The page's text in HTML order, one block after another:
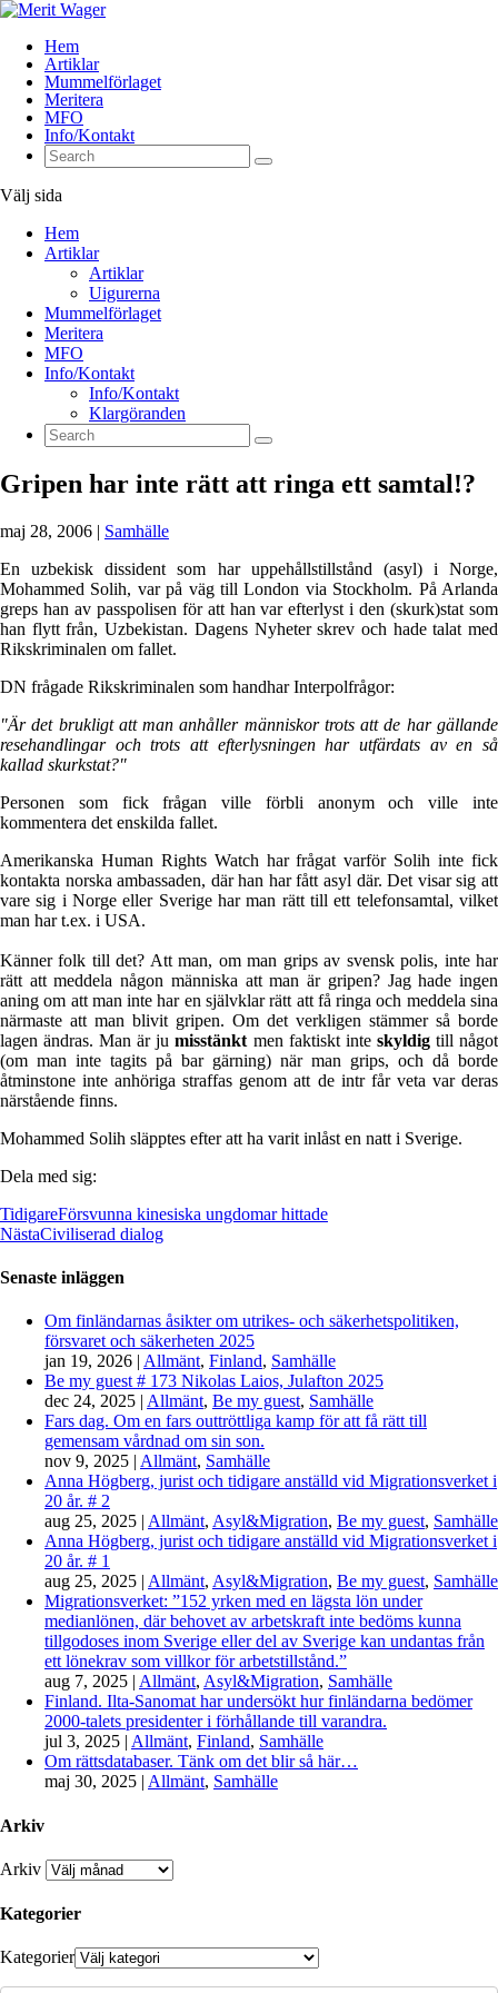
Hem
Artiklar
Mummelförlaget
Meritera
MFO
Info/Kontakt
Välj sida
Hem
Artiklar
Artiklar
Uigurerna
Mummelförlaget
Meritera
MFO
Info/Kontakt
Info/Kontakt
Klargöranden
Gripen har inte rätt att ringa ett samtal!?
maj 28, 2006 | Samhälle
En uzbekisk dissident som har uppehållstillstånd (asyl) i Norge,
Mohammed Solih, var på väg till London via Stockholm. På Arlanda
greps han av passpolisen för att han var efterlyst i den (skurk)stat som
han flytt från, Uzbekistan. Dagens Nyheter skrev och hade talat med
Rikskriminalen om fallet.
DN frågade Rikskriminalen som handhar Interpolfrågor:
"Är det brukligt att man anhåller människor trots att de har gällande
resehandlingar och trots att efterlysningen har utfärdats av en så
kallad skurkstat?"
Personen som fick frågan ville förbli anonym och ville inte
kommentera det enskilda fallet.
Amerikanska Human Rights Watch har frågat varför Solih inte fick
kontakta norska ambassaden, där han har fått asyl där. Det visar sig att
vare sig i Norge eller Sverige har man rätt till ett telefonsamtal, vilket
man har t.ex. i USA.
Känner folk till det? Att man, om man grips av svensk polis, inte har
rätt att meddela någon människa att man är gripen? Jag hade ingen
aning om att man inte har en självklar rätt att få ringa och meddela sina
närmaste att man blivit gripen. Om det verkligen stämmer så borde
lagen ändras. Man är jumisstänkt men faktiskt inte skyldigtill något
(om man inte tagits på bar gärning) när man grips, och då borde
åtminstone inte anhöriga straffas genom att de intr får veta var deras
närstående finns.
Mohammed Solih släpptes efter att ha varit inlåst en natt i Sverige.
Dela med sig:
TidigareFörsvunna kinesiska ungdomar hittade
NästaCiviliserad dialog
Senaste inläggen
Om finländarnas åsikter om utrikes- och säkerhetspolitiken,
försvaret och säkerheten 2025
jan 19, 2026 | Allmänt, Finland, Samhälle
Be my guest # 173 Nikolas Laios, Julafton 2025
dec 24, 2025 | Allmänt, Be my guest, Samhälle
Fars dag. Om en fars outtröttliga kamp för att få rätt till
gemensam vårdnad om sin son.
nov 9, 2025 | Allmänt, Samhälle
Anna Högberg, jurist och tidigare anställd vid Migrationsverket i
20 år. # 2
aug 25, 2025 | Allmänt, Asyl&Migration, Be my guest, Samhälle
Anna Högberg, jurist och tidigare anställd vid Migrationsverket i
20 år. # 1
aug 25, 2025 | Allmänt, Asyl&Migration, Be my guest, Samhälle
Migrationsverket: ”152 yrken med en lägsta lön under
medianlönen, där behovet av arbetskraft inte bedöms kunna
tillgodoses inom Sverige eller del av Sverige kan undantas från
ett lönekrav som villkor för arbetstillstånd.”
aug 7, 2025 | Allmänt, Asyl&Migration, Samhälle
Finland. Ilta-Sanomat har undersökt hur finländarna bedömer
2000-talets presidenter i förhållande till varandra.
jul 3, 2025 | Allmänt, Finland, Samhälle
Om rättsdatabaser. Tänk om det blir så här…
maj 30, 2025 | Allmänt, Samhälle
Arkiv
Arkiv
Kategorier
Kategorier